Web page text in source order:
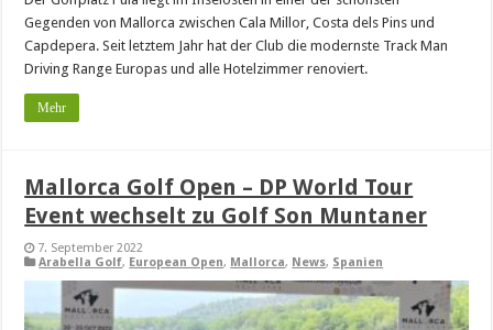
Gegenden von Mallorca zwischen Cala Millor, Costa dels Pins und
Capdepera. Seit letztem Jahr hat der Club die modernste Track Man
Driving Range Europas und alle Hotelzimmer renoviert.
Mehr
Mallorca Golf Open – DP World Tour
Event wechselt zu Golf Son Muntaner
7. September 2022
Arabella Golf, European Open, Mallorca, News, Spanien